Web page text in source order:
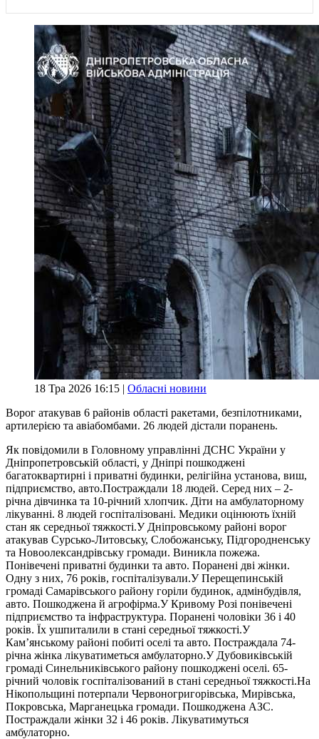
18 Тра 2026 16:15 | Обласні новини
Ворог атакував 6 районів області ракетами, безпілотниками,
артилерією та авіабомбами. 26 людей дістали поранень.
Як повідомили в Головному управлінні ДСНС України у
Дніпропетровській області, у Дніпрі пошкоджені
багатоквартирні і приватні будинки, релігійна установа, виш,
підприємство, авто.Постраждали 18 людей. Серед них – 2-
річна дівчинка та 10-річний хлопчик. Діти на амбулаторному
лікуванні. 8 людей госпіталізовані. Медики оцінюють їхній
стан як середньої тяжкості.У Дніпровському районі ворог
атакував Сурсько-Литовську, Слобожанську, Підгородненську
та Новоолександрівську громади. Виникла пожежа.
Понівечені приватні будинки та авто. Поранені дві жінки.
Одну з них, 76 років, госпіталізували.У Перещепинській
громаді Самарівського району горіли будинок, адмінбудівля,
авто. Пошкоджена й агрофірма.У Кривому Розі понівечені
підприємство та інфраструктура. Поранені чоловіки 36 і 40
років. Їх ушпиталили в стані середньої тяжкості.У
Кам’янському районі побиті оселі та авто. Постраждала 74-
річна жінка лікуватиметься амбулаторно.У Дубовиківській
громаді Синельниківського району пошкоджені оселі. 65-
річний чоловік госпіталізований в стані середньої тяжкості.На
Нікопольщині потерпали Червоногригорівська, Мирівська,
Покровська, Марганецька громади. Пошкоджена АЗС.
Постраждали жінки 32 і 46 років. Лікуватимуться
амбулаторно.